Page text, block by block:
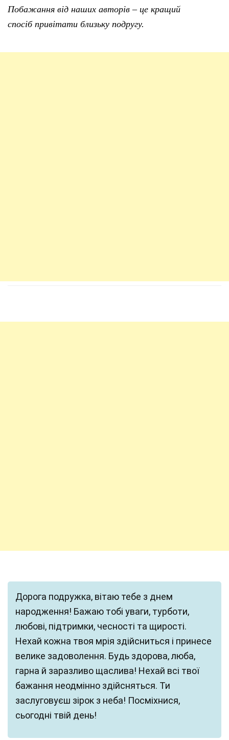
Побажання від наших авторів – це кращий
спосіб привітати близьку подругу.
Дорога подружка, вітаю тебе з днем
народження! Бажаю тобі уваги, турботи,
любові, підтримки, чесності та щирості.
Нехай кожна твоя мрія здійсниться і принесе
велике задоволення. Будь здорова, люба,
гарна й заразливо щаслива! Нехай всі твої
бажання неодмінно здійсняться. Ти
заслуговуєш зірок з неба! Посміхнися,
сьогодні твій день!